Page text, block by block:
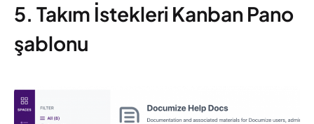
5. Takım İstekleri Kanban Pano
şablonu